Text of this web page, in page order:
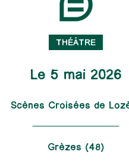
THÉÂTRE
Le 5 mai 2026
Scènes Croisées de
Grèzes (48)